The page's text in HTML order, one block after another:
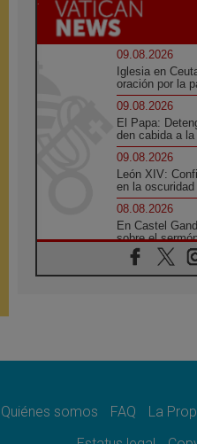
09.08.2026
Iglesia en
oración por la
09.08.2026
El Papa:
den cabida a
09.08.2026
León XIV:
en la oscuridad
08.08.2026
En Castel
sobre el
08.08.2026
En Colombia,
08.08.2026
08.08.2026
Quiénes somos FAQ La